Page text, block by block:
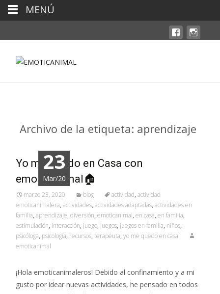
Archivo de la etiqueta: aprendizaje
23
Mar/20
Yo me Quedo en Casa con
emoticanimal🏠
marzo 23, 2020 blog actividad, actividad
emoticanimalera, actividades, actividades adaptadas, actividades en
familia, aprendizaje, diversión, emoticanimal, en casa, en familia,
estimulación, interacción, juego, juegos, juegos en familia, niños,
psicóloga, psicología, recursos, terapeuta, yo me quedo en casa
emoticanimal
¡Hola emoticanimaleros! Debido al confinamiento y a mi
gusto por idear nuevas actividades, he pensado en todos
MENÚ